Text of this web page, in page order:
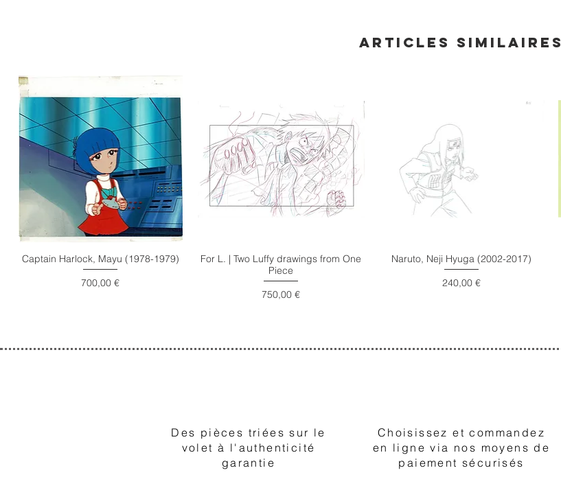
Articles similaires
Captain Harlock, Mayu (1978-1979)
Prix
700,00 €
For L. | Two Luffy drawings from One
Piece
Prix
750,00 €
Naruto, Neji Hyuga (2002-2017)
Prix
240,00 €
Des pièces triées sur le
volet à l'authenticité
garantie
Choisissez et commandez
en ligne via nos moyens de
paiement sécurisés